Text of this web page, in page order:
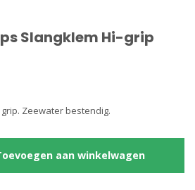
Slangklem Hi-grip
Zeewater bestendig.
aan winkelwagen